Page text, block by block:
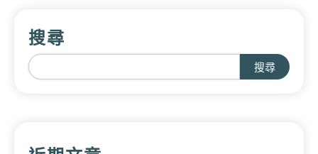
搜尋
搜尋